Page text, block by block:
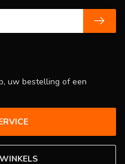
uw bestelling of een